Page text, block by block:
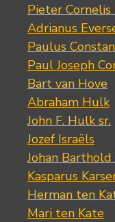
Pieter
Adrianus
Paulus
Paul Joseph
Bart van Hove
Abraham Hulk
John F. Hulk sr.
Jozef Israëls
Johan Barthold
Kasparus
Herman ten
Mari ten Kate